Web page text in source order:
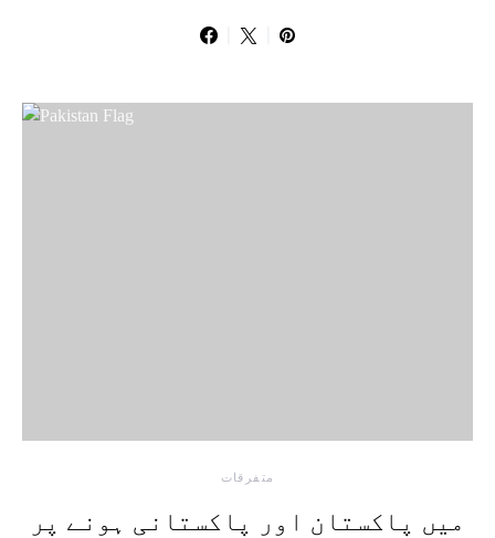
متفرقات
میں پاکستان اور پاکستانی ہونے پر